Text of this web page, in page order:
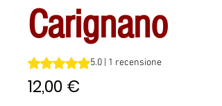
Carignano
Sulla base di 1 recensione, la
5.0 | 1 recensione
12,00 €